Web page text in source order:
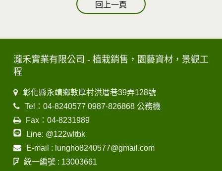
回上一頁
瀧禾實業有限公司 - 植栽銷售，園藝資材，景觀工
程
彰化縣永靖鄉敦厚村洪厝巷39弄128號
Tel：04-8240577 0987-826868 公務機
Fax：04-8231989
Line: @122wltbk
E-mail : lungho8240577@gmail.com
統一編號 : 13003661